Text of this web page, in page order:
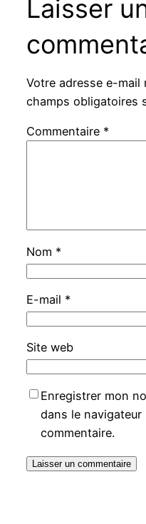
Laisser
Votre adresse e-mail
champs obligatoires
Commentaire *
Nom *
E-mail *
Site web
Enregistrer mon
dans le
commentaire.